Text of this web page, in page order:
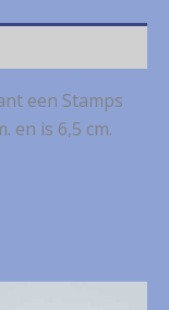
een Stamps
en is 6,5 cm.